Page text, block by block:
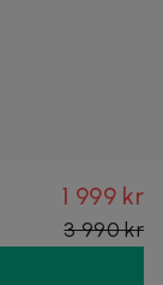
1 999 kr
3 990 kr